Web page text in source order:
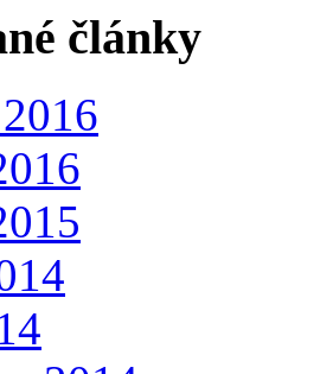
články